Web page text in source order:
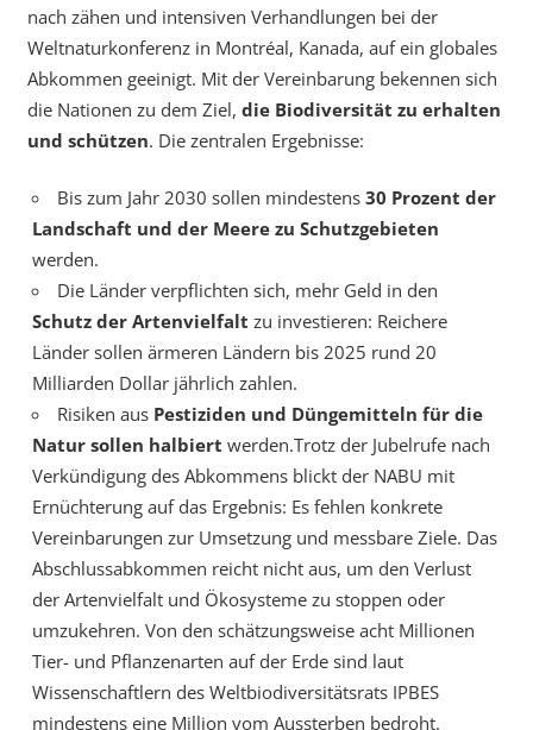
nach zähen und intensiven Verhandlungen bei der
Weltnaturkonferenz in Montréal, Kanada, auf ein globales
Abkommen geeinigt. Mit der Vereinbarung bekennen sich
die Nationen zu dem Ziel, die Biodiversität zu erhalten
und schützen. Die zentralen Ergebnisse:
Bis zum Jahr 2030 sollen mindestens 30 Prozent der
Landschaft und der Meere zu Schutzgebieten
werden.
Die Länder verpflichten sich, mehr Geld in den
Schutz der Artenvielfalt zu investieren: Reichere
Länder sollen ärmeren Ländern bis 2025 rund 20
Milliarden Dollar jährlich zahlen.
Risiken aus Pestiziden und Düngemitteln für die
Natur sollen halbiert werden.Trotz der Jubelrufe nach
Verkündigung des Abkommens blickt der NABU mit
Ernüchterung auf das Ergebnis: Es fehlen konkrete
Vereinbarungen zur Umsetzung und messbare Ziele. Das
Abschlussabkommen reicht nicht aus, um den Verlust
der Artenvielfalt und Ökosysteme zu stoppen oder
umzukehren. Von den schätzungsweise acht Millionen
Tier- und Pflanzenarten auf der Erde sind laut
Wissenschaftlern des Weltbiodiversitätsrats IPBES
mindestens eine Million vom Aussterben bedroht.